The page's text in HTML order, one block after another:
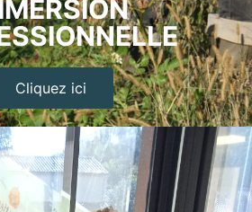
Cliquez ici